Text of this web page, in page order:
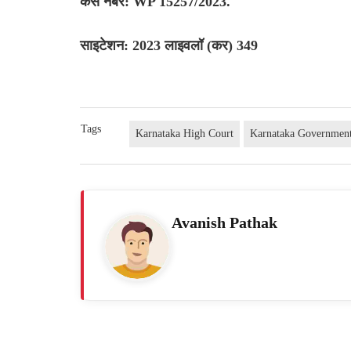
साइटेशन: 2023 लाइवलॉ (कर) 349
Tags Karnataka High Court Karnataka
Avanish Pathak